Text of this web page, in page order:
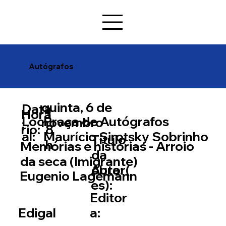
quinta, 6 de
novembro
1
8
h
Loc
al:
Data
:
Horá
rio:
Praça de Autógrafos
Maurício Sirotsky Sobrinho
Título
da
obra:
Memórias e histórias - Arroio
da seca (Imigrante)
Autor(
es):
Eugenio Lagemann
Edigal
Editor
a:
Autógrafos